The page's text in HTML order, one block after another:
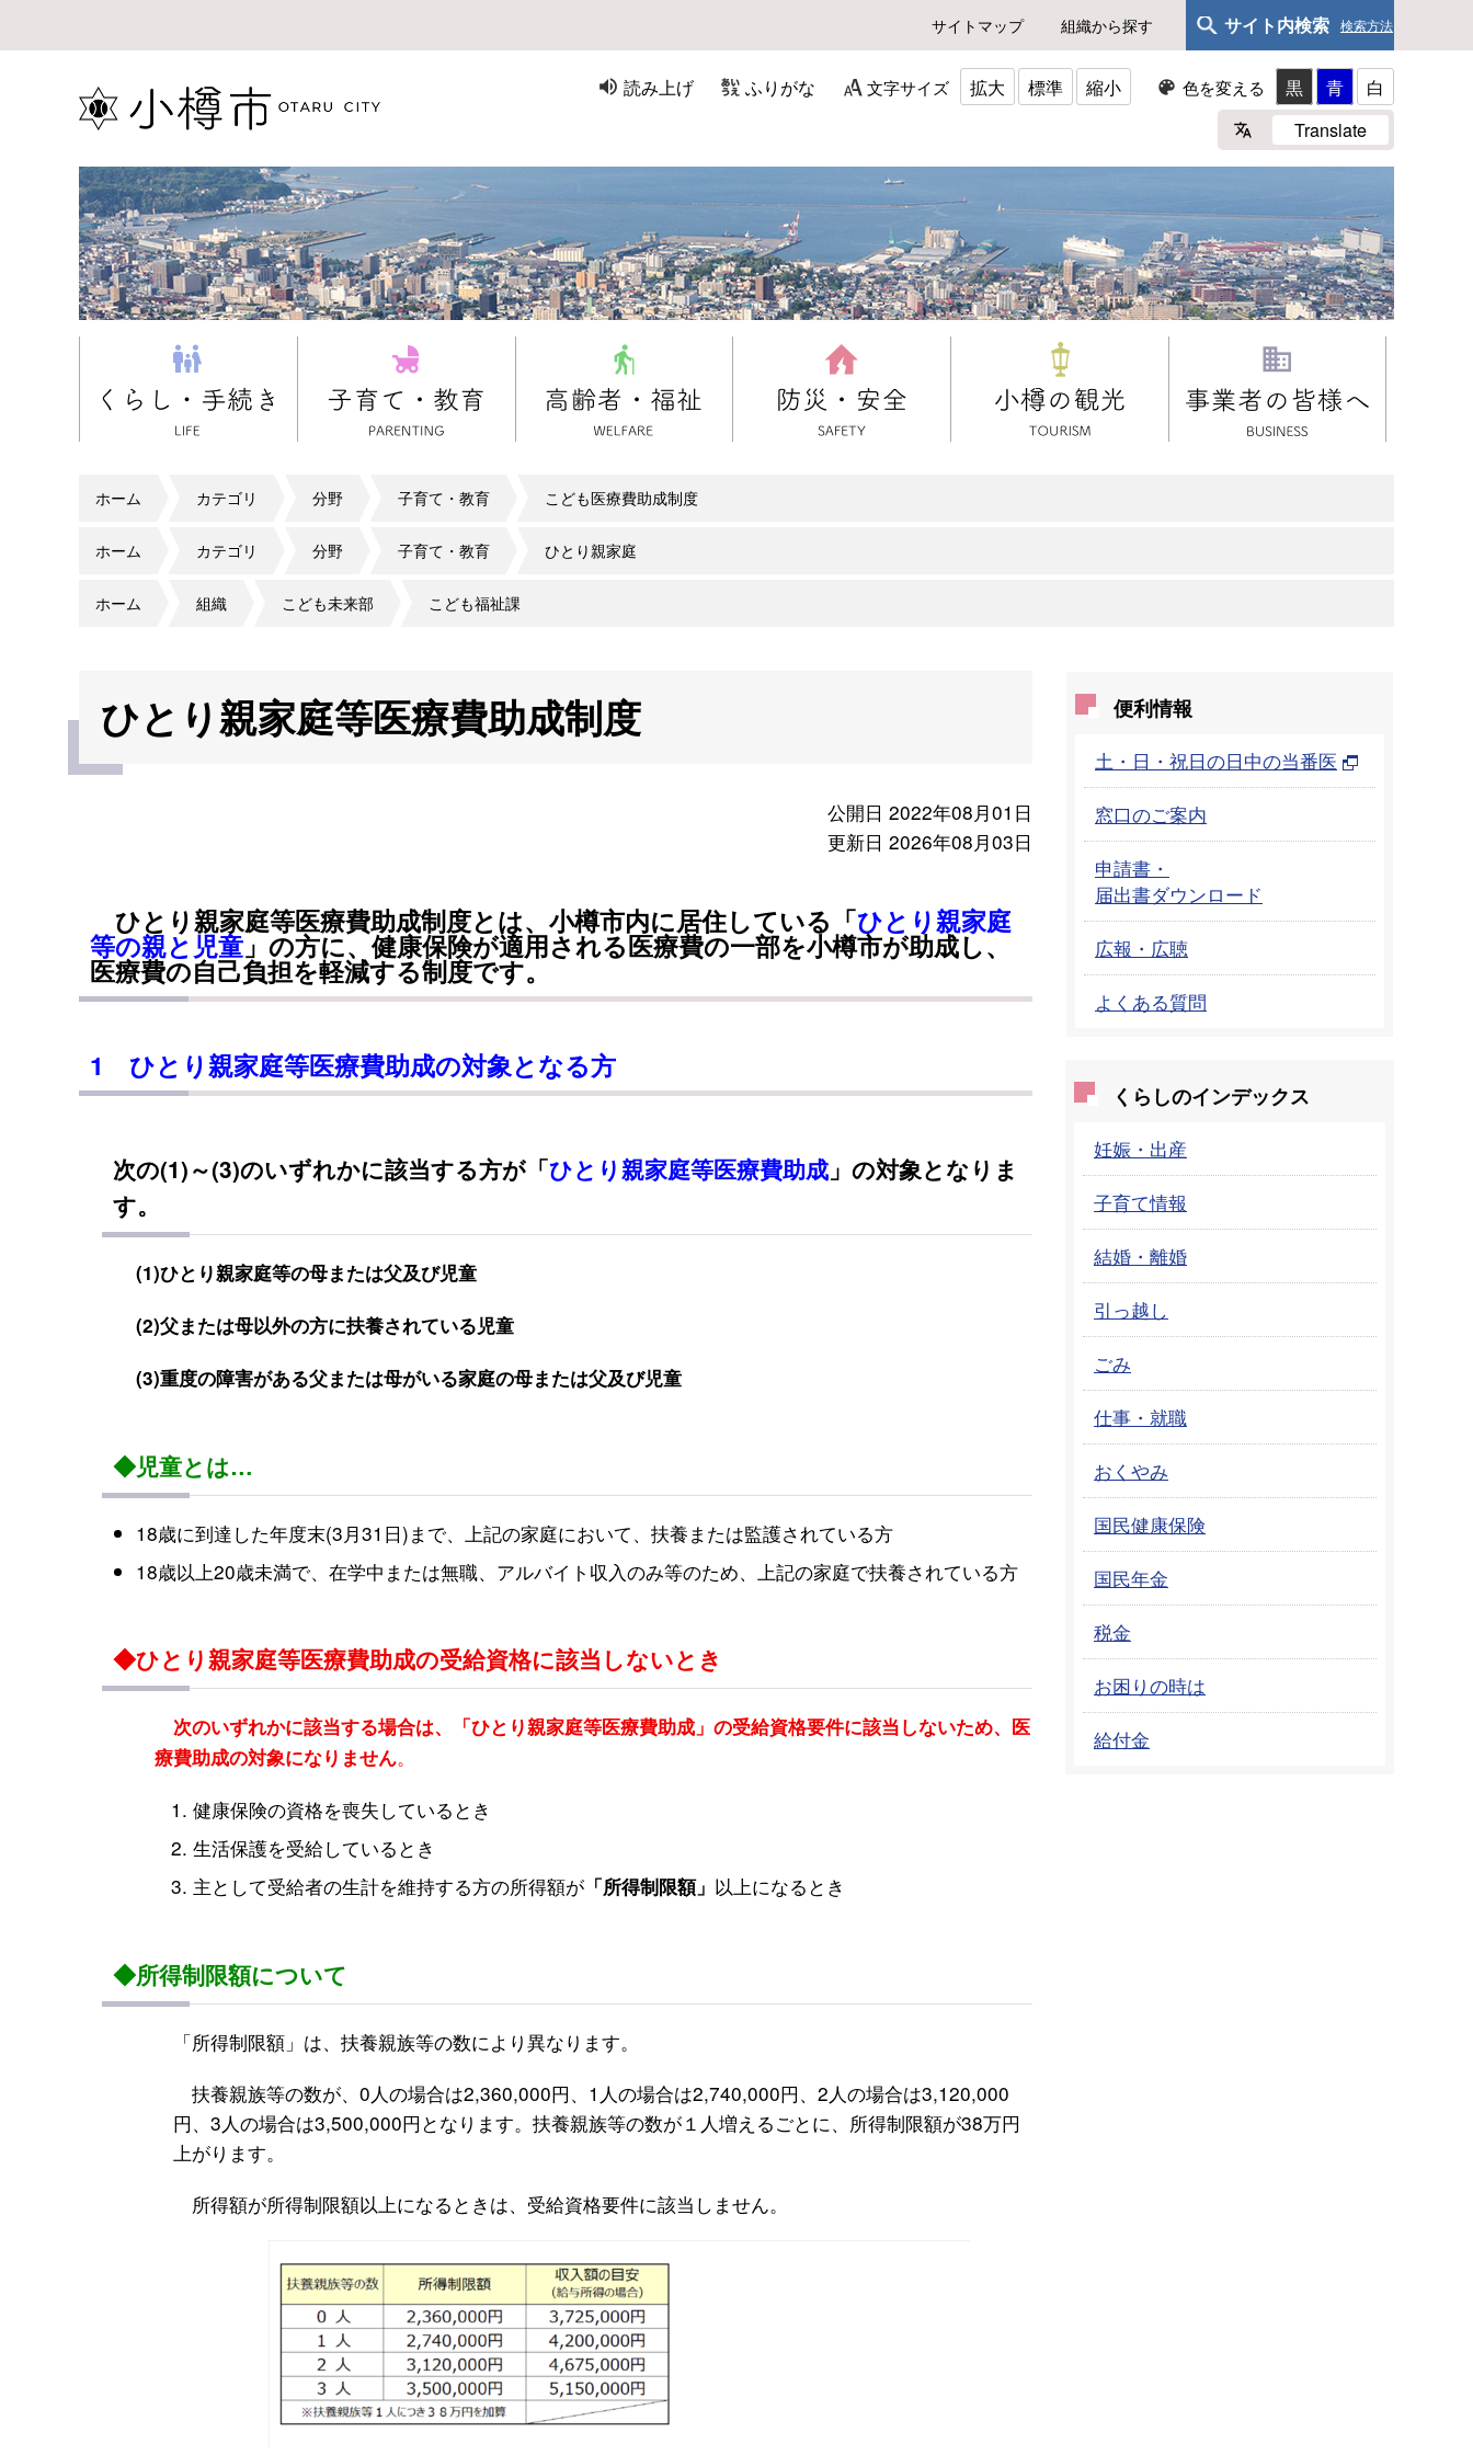
サイトマップ 組織から探す サイト内検索 検索方法
読み上げ ふりがな 文字サイズ 拡大 標準 縮小 色を変える 黒 青
白
Translate
ホーム カテゴリ 分野 子育て・教育 こども医療費助成制度
ホーム カテゴリ 分野 子育て・教育 ひとり親家庭
ホーム 組織 こども未来部 こども福祉課
ひとり親家庭等医療費助成制度
公開日 2022年08月01日
更新日 2026年08月03日
ひとり親家庭等医療費助成制度とは、小樽市内に居住している「ひとり親家庭
等の親と児童」の方に、健康保険が適用される医療費の一部を小樽市が助成し、
医療費の自己負担を軽減する制度です。
1 ひとり親家庭等医療費助成の対象となる方
次の(1)～(3)のいずれかに該当する方が「ひとり親家庭等医療費助成」の対象となりま
す。
(1)ひとり親家庭等の母または父及び児童
(2)父または母以外の方に扶養されている児童
(3)重度の障害がある父または母がいる家庭の母または父及び児童
◆児童とは…
18歳に到達した年度末(3月31日)まで、上記の家庭において、扶養または監護されている方
18歳以上20歳未満で、在学中または無職、アルバイト収入のみ等のため、上記の家庭で扶養されている方
◆ひとり親家庭等医療費助成の受給資格に該当しないとき
次のいずれかに該当する場合は、「ひとり親家庭等医療費助成」の受給資格要件に該当しないため、医
療費助成の対象になりません。
健康保険の資格を喪失しているとき
生活保護を受給しているとき
主として受給者の生計を維持する方の所得額が「所得制限額」 以上になるとき
◆所得制限額について
「所得制限額」は、扶養親族等の数により異なります。
扶養親族等の数が、0人の場合は2,360,000円、1人の場合は2,740,000円、2人の場合は3,120,000
円、3人の場合は3,500,000円となります。扶養親族等の数が１人増えるごとに、所得制限額が38万円
上がります。
所得額が所得制限額以上になるときは、受給資格要件に該当しません。
便利情報
土・日・祝日の日中の当番医
窓口のご案内
申請書・
届出書ダウンロード
広報・広聴
よくある質問
くらしのインデックス
妊娠・出産
子育て情報
結婚・離婚
引っ越し
ごみ
仕事・就職
おくやみ
国民健康保険
国民年金
税金
お困りの時は
給付金